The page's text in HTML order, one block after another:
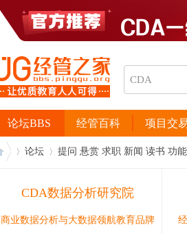
经管百科 项目交
论坛BBS
论坛 提问 悬赏 求职 新闻 读书 功
CDA数据分析研究院
商业数据分析与大数据领航教育品牌